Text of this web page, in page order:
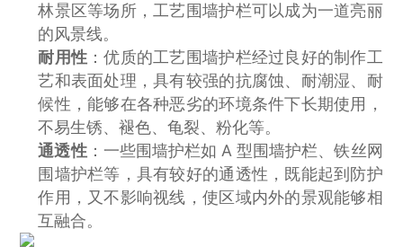
林景区等场所，工艺围墙护栏可以成为一道亮丽
的风景线。
耐用性 ：优质的工艺围墙护栏经过良好的制作工
艺和表面处理，具有较强的抗腐蚀、耐潮湿、耐
候性，能够在各种恶劣的环境条件下长期使用，
不易生锈、褪色、龟裂、粉化等。
通透性：一些围墙护栏如 A 型围墙护栏、铁丝网
围墙护栏等，具有较好的通透性，既能起到防护
作用，又不影响视线，使区域内外的景观能够相
互融合。